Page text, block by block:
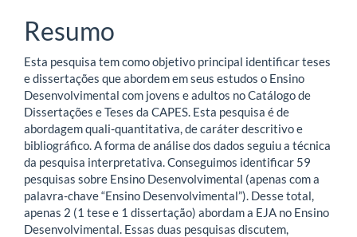
Resumo
Esta pesquisa tem como objetivo principal identificar teses
e dissertações que abordem em seus estudos o Ensino
Desenvolvimental com jovens e adultos no Catálogo de
Dissertações e Teses da CAPES. Esta pesquisa é de
abordagem quali-quantitativa, de caráter descritivo e
bibliográfico. A forma de análise dos dados seguiu a técnica
da pesquisa interpretativa. Conseguimos identificar 59
pesquisas sobre Ensino Desenvolvimental (apenas com a
palavra-chave “Ensino Desenvolvimental”). Desse total,
apenas 2 (1 tese e 1 dissertação) abordam a EJA no Ensino
Desenvolvimental. Essas duas pesquisas discutem,